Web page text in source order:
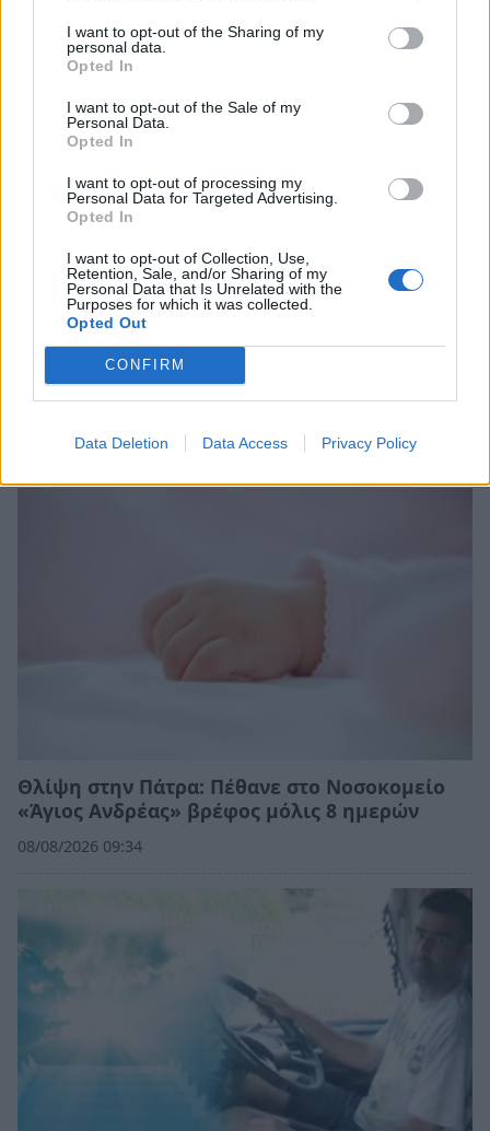
I want to opt-out of the Sharing of my
personal data.
Opted In
I want to opt-out of the Sale of my
Personal Data.
Opted In
I want to opt-out of processing my
Personal Data for Targeted Advertising.
Opted In
I want to opt-out of Collection, Use,
Retention, Sale, and/or Sharing of my
Personal Data that Is Unrelated with the
Purposes for which it was collected.
Opted Out
CONFIRM
Data Deletion Data Access Privacy Policy
Θλίψη στην Πάτρα: Πέθανε στο Νοσοκομείο
«Άγιος Ανδρέας» βρέφος μόλις 8 ημερών
08/08/2026 09:34